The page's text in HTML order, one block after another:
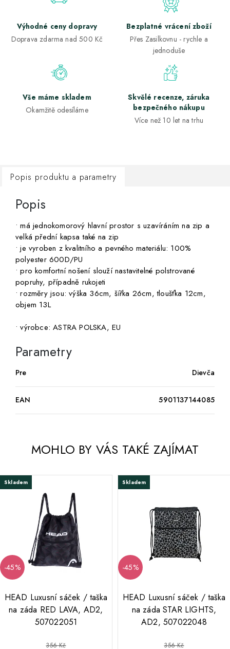
Výhodné ceny dopravy
Doprava zdarma nad 500 Kč
Bezplatné vrácení zboží
Přes Zasilkovnu - rychle a
jednoduše
Vše máme skladem
Okamžitě odesíláme
Skvělé recenze, záruka
bezpečného nákupu
Více než 10 let na trhu
Popis produktu a parametry
Popis
• má jednokomorový hlavní prostor s uzavíráním na zip a
velká přední kapsa také na zip
• je vyroben z kvalitního a pevného materiálu: 100%
polyester 600D/PU
• pro komfortní nošení slouží nastavitelné polstrované
popruhy, případně rukojeti
• rozměry jsou: výška 36cm, šířka 26cm, tloušťka 12cm,
objem 13L
• výrobce: ASTRA POLSKA, EU
Parametry
Pre Dievča
EAN 5901137144085
MOHLO BY VÁS TAKÉ ZAJÍMAT
-45%
Skladem
HEAD Luxusní sáček / taška
na záda RED LAVA, AD2,
507022051
Běžná cena
356 Kč
-45%
Skladem
HEAD Luxusní sáček / taška
na záda STAR LIGHTS,
AD2, 507022048
Běžná cena
356 Kč